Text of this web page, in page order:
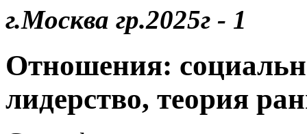
г.Москва гр.2025г - 1
Отношения:
лидерство, теория